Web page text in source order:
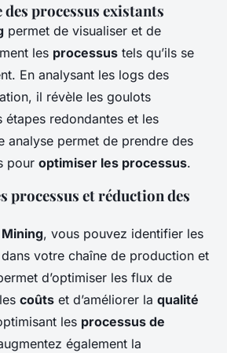
processus existants
permet de visualiser et de
les processus tels qu’ils se
En analysant les logs des
il révèle les goulots
étapes redondantes et les
analyse permet de prendre des
pour optimiser les processus.
processus et réduction des
, vous pouvez identifier les
votre chaîne de production et
d’optimiser les flux de
coûts et d’améliorer la qualité
les processus de
également la